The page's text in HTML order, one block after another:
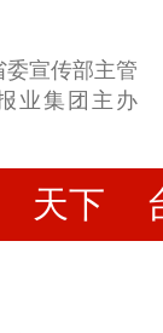
委宣传部主管
业集团主办
天下